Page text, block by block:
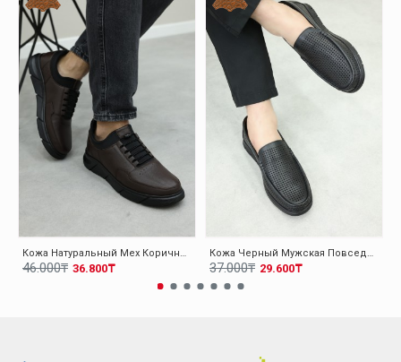
Кожа Натуральный Мех Коричневый Мужская Повседневная Обувь 126KMA137
36.800₸
46.000₸
Кожа Черный Мужская Повседневная Обувь 126MA001
29.600₸
37.000₸